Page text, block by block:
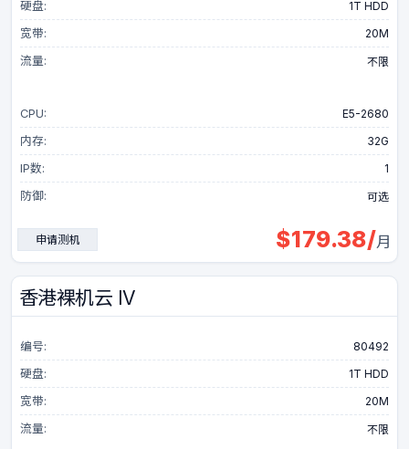
硬盘:
1T HDD
宽带:
20M
流量:
不限
CPU:
E5-2680
内存:
32G
IP数:
1
防御:
可选
申请测机 $179.38/月
香港裸机云 IV
编号:
80492
硬盘:
1T HDD
宽带:
20M
流量:
不限